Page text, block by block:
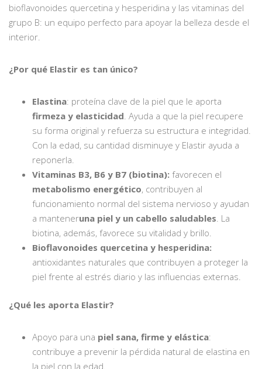
bioflavonoides quercetina y hesperidina y las vitaminas del
grupo B: un equipo perfecto para apoyar la belleza desde el
interior.
¿Por qué Elastir es tan único?
Elastina: proteína clave de la piel que le aporta
firmeza y elasticidad. Ayuda a que la piel recupere
su forma original y refuerza su estructura e integridad.
Con la edad, su cantidad disminuye y Elastir ayuda a
reponerla.
Vitaminas B3, B6 y B7 (biotina): favorecen el
metabolismo energético, contribuyen al
funcionamiento normal del sistema nervioso y ayudan
a manteneruna piel y un cabello saludables. La
biotina, además, favorece su vitalidad y brillo.
Bioflavonoides quercetina y hesperidina:
antioxidantes naturales que contribuyen a proteger la
piel frente al estrés diario y las influencias externas.
¿Qué les aporta Elastir?
Apoyo para una piel sana, firme y elástica:
contribuye a prevenir la pérdida natural de elastina en
la piel con la edad.